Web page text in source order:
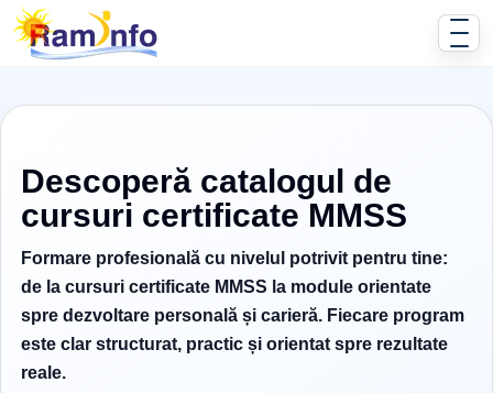
Descoperă catalogul de
cursuri certificate MMSS
Formare profesională cu nivelul potrivit pentru tine:
de la cursuri certificate MMSS la module orientate
spre dezvoltare personală și carieră. Fiecare program
este clar structurat, practic și orientat spre rezultate
reale.